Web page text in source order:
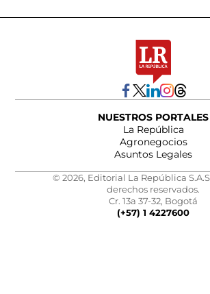
NUESTROS PORTALES
La República
Agronegocios
Asuntos Legales
© 2026, Editorial La República
derechos reservados.
Cr. 13a 37-32, Bogotá
(+57) 1 4227600